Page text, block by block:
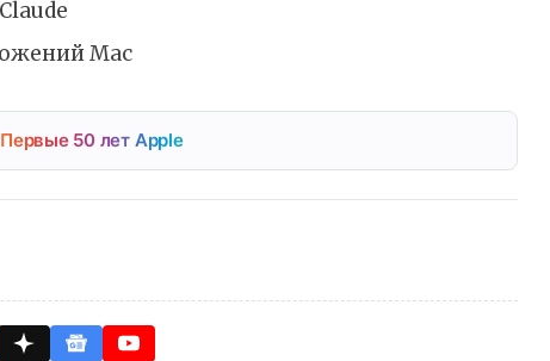
Mac
Первые 50 лет Apple